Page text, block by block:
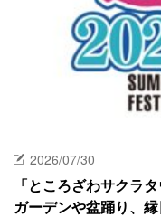
2026/07/30
「ところざわサクラ
ガーデンや盆踊り、